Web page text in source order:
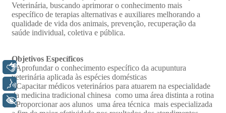
Libras
Voz
+ Acessibilidade